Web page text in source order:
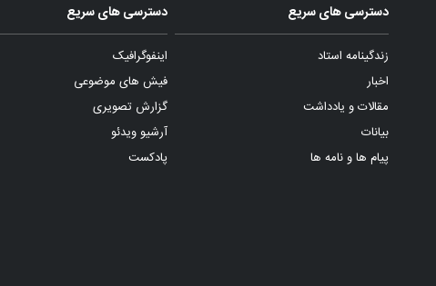
دسترسی های سریع
زندگینامه استاد
اخبار
مقالات و یادداشت
بیانات
پیام ها و نامه ها
دسترسی های سریع
اینفوگرافیک
فیش های موضوعی
گزارش تصویری
آرشیو ویدئو
پادکست